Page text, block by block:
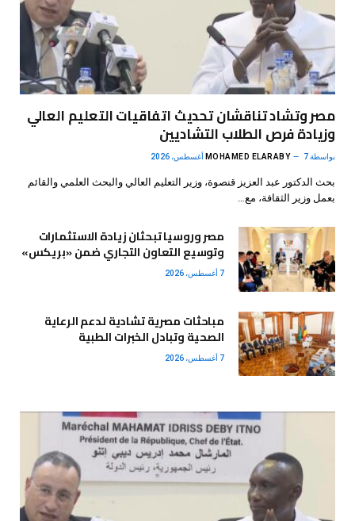
مصر وتشاد تناقشان تحديث اتفاقيات التعليم العالي
وزيادة فرص الطلاب التشاديين
بواسطة MOHAMED ELARABY 7 أغسطس، 2026
بحث الدكتور عبد العزيز قنصوة، وزير التعليم العالي والبحث العلمي والقائم
بعمل وزير الثقافة، مع…
مصر وروسيا تبحثان زيادة الاستثمارات
وتوسيع التعاون التجاري ضمن «بريكس»
7 أغسطس، 2026
مباحثات مصرية تشادية لدعم الرعاية
الصحية وتبادل الخبرات الطبية
7 أغسطس، 2026